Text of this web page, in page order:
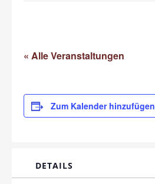
« Alle Veranstaltungen
Zum Kalender hinzufügen
DETAILS